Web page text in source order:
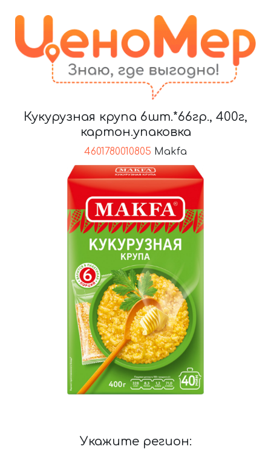
Кукурузная крупа 6шт.*66гр., 400г,
картон.упаковка
4601780010805 Makfa
Укажите регион: